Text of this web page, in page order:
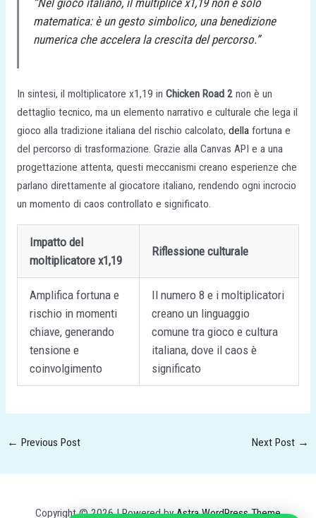
matematica: è un gesto simbolico, una benedizione
numerica che accelera la crescita del percorso.”
In sintesi, il moltiplicatore x1,19 in Chicken Road 2non è un
dettaglio tecnico, ma un elemento narrativo e culturale che lega il
gioco alla tradizione italiana del rischio calcolato, dellafortuna e
del percorso di trasformazione. Grazie alla Canvas API e a una
progettazione attenta, questi meccanismi creano esperienze che
parlano direttamente al giocatore italiano, rendendo ogni incrocio
un momento di caos controllato e significato.
Impatto del
moltiplicatore x1,19
Riflessione culturale
Amplifica fortuna e
rischio in momenti
chiave, generando
tensione e
coinvolgimento
Il numero 8 e i moltiplicatori
creano un linguaggio
comune tra gioco e cultura
italiana, dove il caos è
significato
← Previous Post Next Post →
Copyright © 2026 | Powered byAstra WordPress Theme